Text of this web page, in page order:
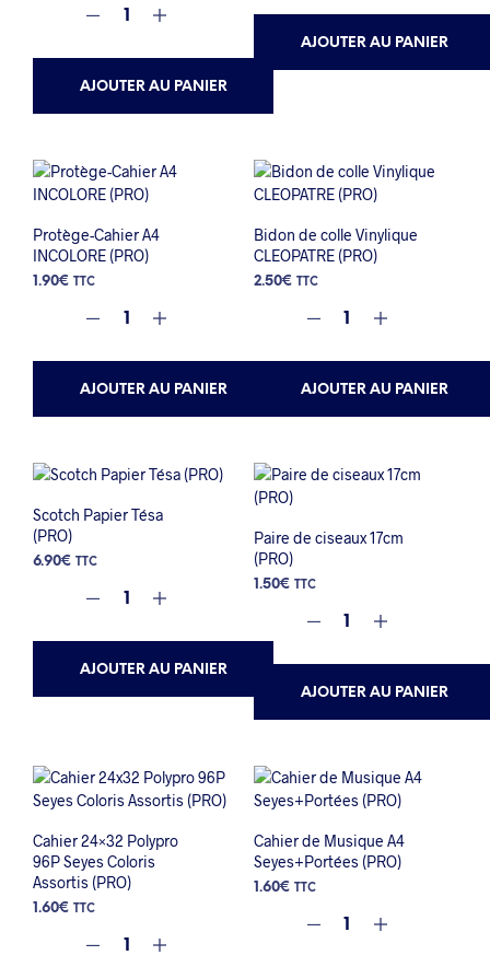
AJOUTER AU PANIER
AJOUTER AU PANIER
Protège-Cahier A4
INCOLORE (PRO)
1.90€ TTC
AJOUTER AU PANIER
Bidon de colle Vinylique
CLEOPATRE (PRO)
2.50€ TTC
AJOUTER AU PANIER
Scotch Papier Tésa
(PRO)
6.90€ TTC
AJOUTER AU PANIER
Paire de ciseaux 17cm
(PRO)
1.50€ TTC
AJOUTER AU PANIER
Cahier 24×32 Polypro
96P Seyes Coloris
Assortis (PRO)
1.60€ TTC
Cahier de Musique A4
Seyes+Portées (PRO)
1.60€ TTC